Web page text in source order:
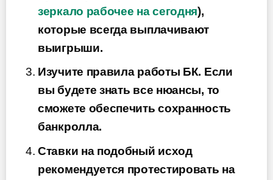
зеркало рабочее на сегодня),
которые всегда выплачивают
выигрыши.
Изучите правила работы БК. Если
вы будете знать все нюансы, то
сможете обеспечить сохранность
банкролла.
Ставки на подобный исход
рекомендуется протестировать на